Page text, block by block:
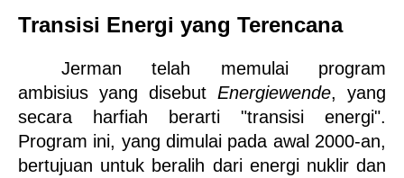
Transisi Energi yang Terencana
Jerman telah memulai program
ambisius yang disebut Energiewende, yang
secara harfiah berarti "transisi energi".
Program ini, yang dimulai pada awal 2000-an,
bertujuan untuk beralih dari energi nuklir dan